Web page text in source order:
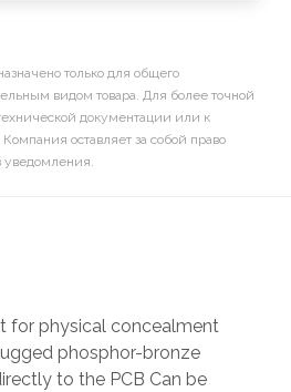
только для общего
видом товара. Для более точной
документации или к
оставляет за собой право
уведомления.
for physical concealment
phosphor-bronze
to the PCB Can be